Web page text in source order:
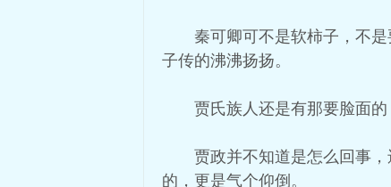
秦可卿可不是软柿子，不
子传的沸沸扬扬。
贾氏族人还是有那要脸面
贾政并不知道是怎么回事
的，更是气个仰倒。